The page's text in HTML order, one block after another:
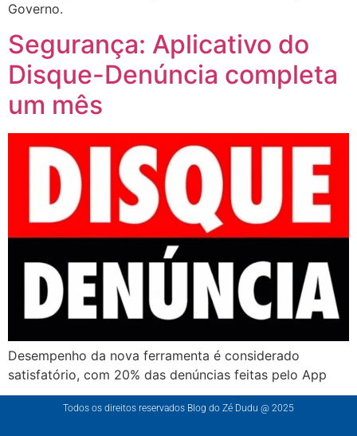
Governo.
Segurança: Aplicativo do
Disque-Denúncia completa
um mês
Desempenho da nova ferramenta é considerado
satisfatório, com 20% das denúncias feitas pelo App
Todos os direitos reservados Blog do Zé Dudu @ 2025